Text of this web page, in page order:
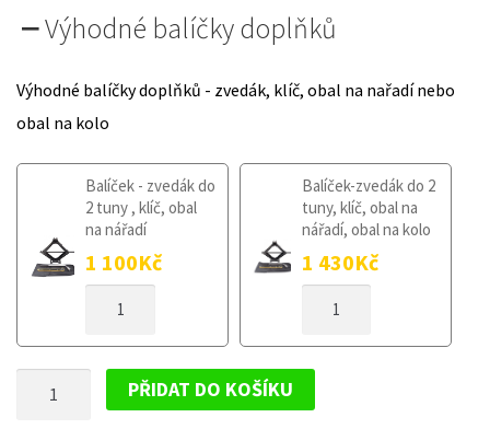
Výhodné balíčky doplňků
Výhodné balíčky doplňků - zvedák, klíč, obal na nařadí nebo
obal na kolo
Balíček - zvedák do
2 tuny , klíč, obal
na nářadí
1 100Kč
KOLO
2016
Balíček-zvedák do 2
tuny, klíč, obal na
nářadí, obal na kolo
1 430Kč
KOLO
2016
PŘIDAT DO KOŠÍKU